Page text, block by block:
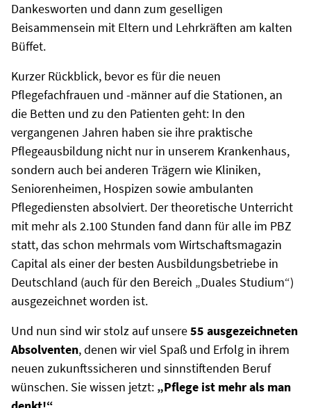
Dankesworten und dann zum geselligen
Beisammensein mit Eltern und Lehrkräften am kalten
Büffet.
Kurzer Rückblick, bevor es für die neuen
Pflegefachfrauen und -männer auf die Stationen, an
die Betten und zu den Patienten geht: In den
vergangenen Jahren haben sie ihre praktische
Pflegeausbildung nicht nur in unserem Krankenhaus,
sondern auch bei anderen Trägern wie Kliniken,
Seniorenheimen, Hospizen sowie ambulanten
Pflegediensten absolviert. Der theoretische Unterricht
mit mehr als 2.100 Stunden fand dann für alle im PBZ
statt, das schon mehrmals vom Wirtschaftsmagazin
Capital als einer der besten Ausbildungsbetriebe in
Deutschland (auch für den Bereich „Duales Studium“)
ausgezeichnet worden ist.
Und nun sind wir stolz auf unsere55 ausgezeichneten
Absolventen, denen wir viel Spaß und Erfolg in ihrem
neuen zukunftssicheren und sinnstiftenden Beruf
wünschen. Sie wissen jetzt: „Pflege ist mehr als man